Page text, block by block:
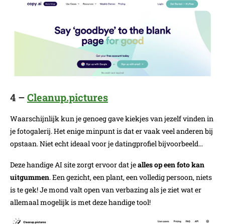
4 –Cleanup.pictures
Waarschijnlijk kun je genoeg gave kiekjes van jezelf vinden in
je fotogalerij. Het enige minpunt is dat er vaak veel anderen bij
opstaan. Niet echt ideaal voor je datingprofiel bijvoorbeeld…
Deze handige AI site zorgt ervoor dat jealles op een foto kan
uitgummen. Een gezicht, een plant, een volledig persoon, niets
is te gek! Je mond valt open van verbazing als je ziet wat er
allemaal mogelijk is met deze handige tool!